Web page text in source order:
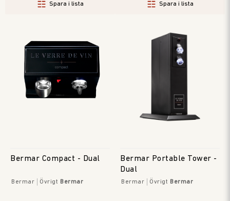
Spara i lista Spara i lista
Bermar Compact - Dual
Bermar Övrigt Bermar
Bermar Portable Tower -
Dual
Bermar Övrigt Bermar